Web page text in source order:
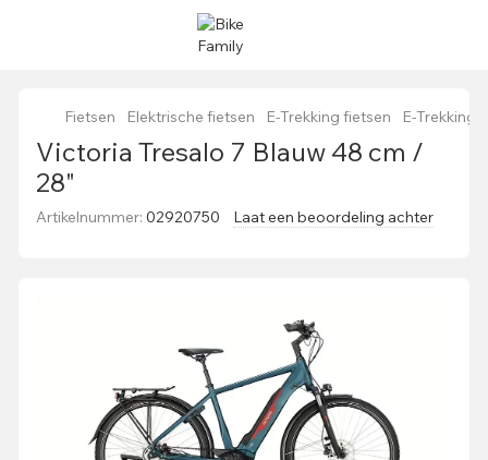
Fietsen Elektrische fietsen E-Trekking fietsen E-Trekking
Victoria Tresalo 7 Blauw 48 cm /
28"
Artikelnummer: 02920750 Laat een beoordeling achter